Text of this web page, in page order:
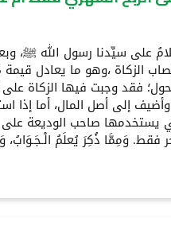
على سيِّدنا رسول الله ﷺ،
عليها الحول؛ فقد وجبت فيها الزكاة
(2.5%) إذا ادُّخر وأضيف إلى أصل المال، أما
يستخدمها صاحب الوديعة
فقط. وَمِمَّا ذُكِرَ يُعلَمُ الْـجَـوَابُ،